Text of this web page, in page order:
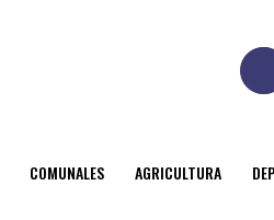
COMUNALES AGRICULTURA